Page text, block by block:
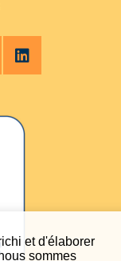
et d'élaborer
sommes